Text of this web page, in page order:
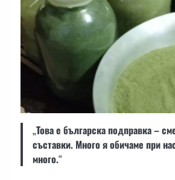
„Това е българска подправка –
съставки. Много я обичаме при
много.“